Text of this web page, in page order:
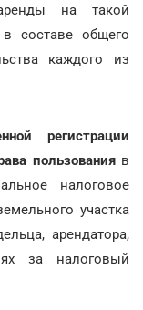
на такой
составе общего
каждого из
регистрации
пользованияв
налоговое
участка
арендатора,
за налоговый